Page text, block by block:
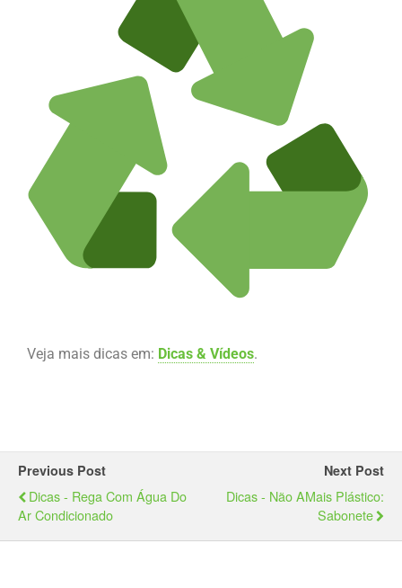
Veja mais dicas em: Dicas & Vídeos.
Previous Post
Dicas - Rega Com Água Do
Ar Condicionado
Next Post
Dicas - Não AMais Plástico:
Sabonete